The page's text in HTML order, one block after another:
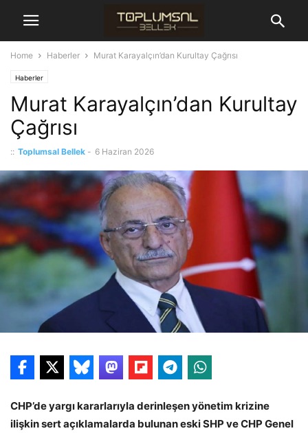
Home Haberler Murat Karayalçın’dan Kurultay Çağrısı
Haberler
Murat Karayalçın’dan Kurultay
Çağrısı
:: Toplumsal Bellek - 6 Haziran 2026
CHP’de yargı kararlarıyla derinleşen yönetim krizine
ilişkin sert açıklamalarda bulunan eski SHP ve CHP Genel